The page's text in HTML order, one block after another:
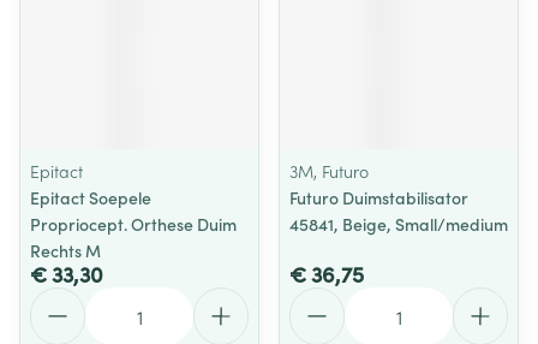
Epitact
Epitact Soepele
Propriocept. Orthese Duim
Rechts M
€ 33,30
3M, Futuro
Futuro Duimstabilisator
45841, Beige, Small/medium
€ 36,75